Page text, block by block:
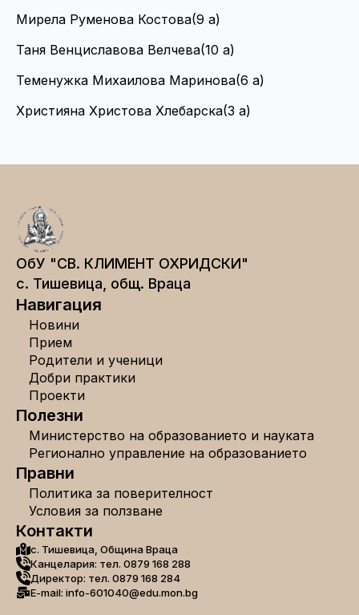
Мирела Руменова Костова(9 а)
Таня Венциславова Велчева(10 а)
Теменужка Михаилова Маринова(6 а)
Християна Христова Хлебарска(3 а)
ОбУ "СВ. КЛИМЕНТ ОХРИДСКИ"
с. Тишевица, общ. Враца
Навигация
Новини
Прием
Родители и ученици
Добри практики
Проекти
Полезни
Министерство на образованието и науката
Регионално управление на образованието
Правни
Политика за поверителност
Условия за ползване
Контакти
с. Тишевица, Община Враца
Канцелария: тел. 0879 168 288
Директор: тел. 0879 168 284
E-mail: info-601040@edu.mon.bg